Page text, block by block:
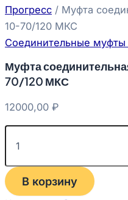
Прогресс / Муфта
10-70/120 МКС
Соединительные муфты
Муфта
70/120 МКС
12000,00 ₽
В корзину